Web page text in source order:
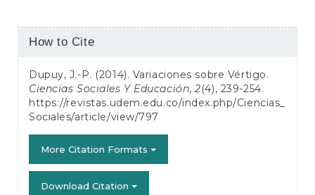
Article
How to Cite
Dupuy, J.-P. (2014). Variaciones sobre Vértigo.
Ciencias Sociales Y Educación,2(4), 239-254.
https://revistas.udem.edu.co/index.php/Ciencias_
Sociales/article/view/797
More Citation Formats
Download Citation